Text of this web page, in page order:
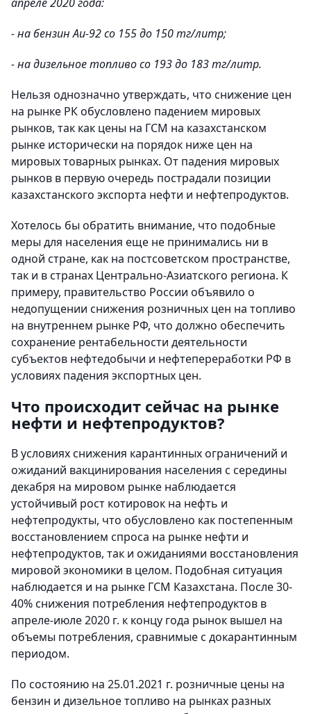
- на бензин Аи-92 со 155 до 150 тг/литр;
- на дизельное топливо со 193 до 183 тг/литр.
Нельзя однозначно утверждать, что снижение цен
на рынке РК обусловлено падением мировых
рынков, так как цены на ГСМ на казахстанском
рынке исторически на порядок ниже цен на
мировых товарных рынках. От падения мировых
рынков в первую очередь пострадали позиции
казахстанского экспорта нефти и нефтепродуктов.
Хотелось бы обратить внимание, что подобные
меры для населения еще не принимались ни в
одной стране, как на постсоветском пространстве,
так и в странах Центрально-Азиатского региона. К
примеру, правительство России объявило о
недопущении снижения розничных цен на топливо
на внутреннем рынке РФ, что должно обеспечить
сохранение рентабельности деятельности
субъектов нефтедобычи и нефтепереработки РФ в
условиях падения экспортных цен.
Что происходит сейчас на рынке
нефти и нефтепродуктов?
В условиях снижения карантинных ограничений и
ожиданий вакцинирования населения с середины
декабря на мировом рынке наблюдается
устойчивый рост котировок на нефть и
нефтепродукты, что обусловлено как постепенным
восстановлением спроса на рынке нефти и
нефтепродуктов, так и ожиданиями восстановления
мировой экономики в целом. Подобная ситуация
наблюдается и на рынке ГСМ Казахстана. После 30-
40% снижения потребления нефтепродуктов в
апреле-июле 2020 г. к концу года рынок вышел на
объемы потребления, сравнимые с докарантинным
периодом.
По состоянию на 25.01.2021 г. розничные цены на
бензин и дизельное топливо на рынках разных